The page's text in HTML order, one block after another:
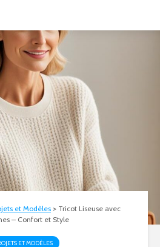
et Modèles > Tricot Liseuse avec
– Confort et Style
ET MODÈLES